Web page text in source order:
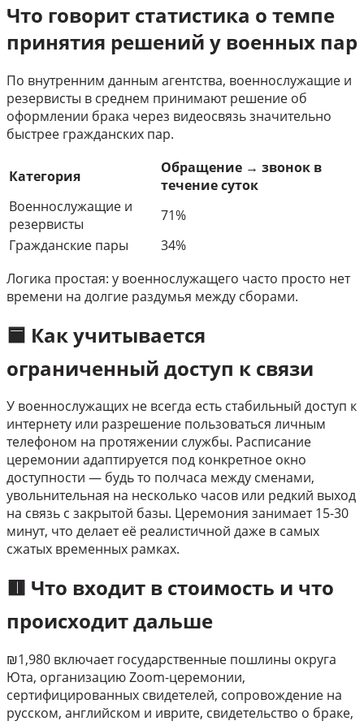
Что говорит статистика о темпе
принятия решений у военных пар
По внутренним данным агентства, военнослужащие и
резервисты в среднем принимают решение об
оформлении брака через видеосвязь значительно
быстрее гражданских пар.
Категория
Обращение → звонок в
течение суток
Военнослужащие и
резервисты
71%
Гражданские пары
34%
Логика простая: у военнослужащего часто просто нет
времени на долгие раздумья между сборами.
🟦 Как учитывается
ограниченный доступ к связи
У военнослужащих не всегда есть стабильный доступ к
интернету или разрешение пользоваться личным
телефоном на протяжении службы. Расписание
церемонии адаптируется под конкретное окно
доступности — будь то полчаса между сменами,
увольнительная на несколько часов или редкий выход
на связь с закрытой базы. Церемония занимает 15-30
минут, что делает её реалистичной даже в самых
сжатых временных рамках.
🟥 Что входит в стоимость и что
происходит дальше
₪1,980 включает государственные пошлины округа
Юта, организацию Zoom-церемонии,
сертифицированных свидетелей, сопровождение на
русском, английском и иврите, свидетельство о браке,